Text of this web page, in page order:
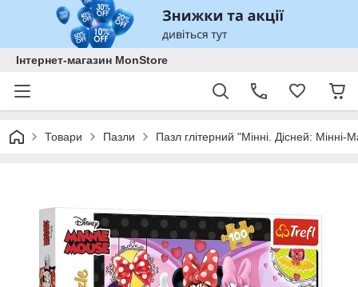
Інтернет-магазин MonStore
Товари Пазли Пазл глітерний "Мінні. Дісней: